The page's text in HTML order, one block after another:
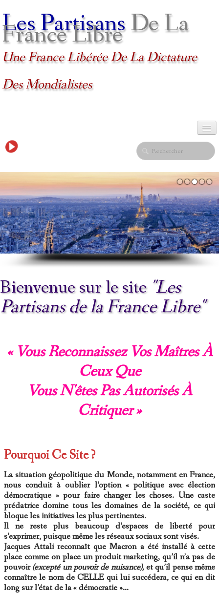
Les PartisansDe La
France Libre
Une France Libérée De La Dictature
Des Mondialistes
ACCUEIL
NEWS ET ARTICLES▼
VIDÉOS▼
VIDÉOS INTERDITES▼
ORGANISATION
LIENS
Bienvenue sur le site "Les
Partisans de la France Libre"
« Vous Reconnaissez Vos Maîtres À
Ceux Que
Vous N'êtes Pas Autorisés À
Critiquer »
Pourquoi Ce Site ?
La situation géopolitique du Monde, notamment en France,
nous conduit à oublier l’option « politique avec élection
démocratique » pour faire changer les choses. Une caste
prédatrice domine tous les domaines de la société, ce qui
bloque les initiatives les plus pertinentes.
Il ne reste plus beaucoup d’espaces de liberté pour
s’exprimer, puisque même les réseaux sociaux sont visés.
Jacques Attali reconnaît que Macron a été installé à cette
place comme on place un produit marketing, qu’il n’a pas de
pouvoir(excepté un pouvoir de nuisance),et qu’il pense même
connaître le nom de CELLE qui lui succédera, ce qui en dit
long sur l’état de la « démocratie »…